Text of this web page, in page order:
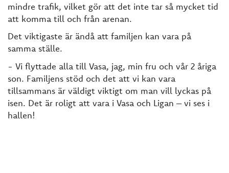
mindre trafik, vilket gör att det inte tar så mycket tid
att komma till och från arenan.
Det viktigaste är ändå att familjen kan vara på
samma ställe.
- Vi flyttade alla till Vasa, jag, min fru och vår 2 åriga
son. Familjens stöd och det att vi kan vara
tillsammans är väldigt viktigt om man vill lyckas på
isen. Det är roligt att vara i Vasa och Ligan – vi ses i
hallen!